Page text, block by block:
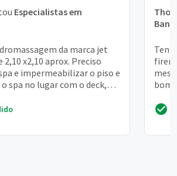
Especialistas em
da marca jet
2,10 x2,10 aprox. Preciso
e impermeabilizar o piso e
spa no lugar com o deck,